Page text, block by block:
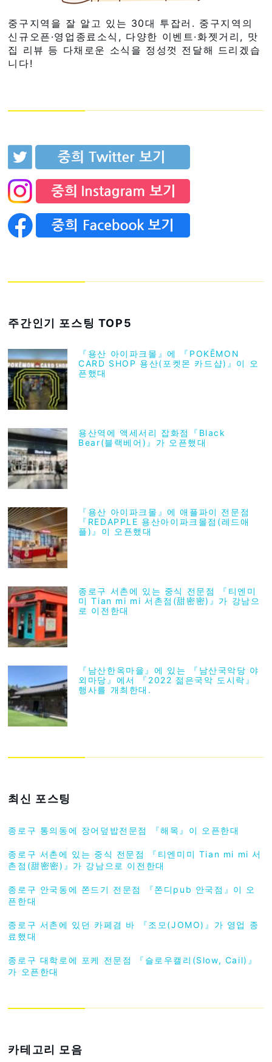
중구지역을 잘 알고 있는 30대 투잡러. 중구지역의
신규오픈·영업종료소식, 다양한 이벤트·화젯거리, 맛
집 리뷰 등 다채로운 소식을 정성껏 전달해 드리겠습
니다!
주간인기 포스팅 TOP5
『용산 아이파크몰』에 『POKĒMON
CARD SHOP 용산(포켓몬 카드샵)』이 오
픈했대
용산역에 액세서리 잡화점『Black
Bear(블랙베어)』가 오픈했대
『용산 아이파크몰』에 애플파이 전문점
『REDAPPLE 용산아이파크몰점(레드애
플)』이 오픈했대
종로구 서촌에 있는 중식 전문점 『티엔미
미 Tian mi mi 서촌점(甜密密)』가 강남으
로 이전한대
『남산한옥마을』에 있는 『남산국악당 야
외마당』에서 『2022 젊은국악 도시락』
행사를 개최한대.
최신 포스팅
종로구 통의동에 장어덮밥전문점 『해목』이 오픈한대
종로구 서촌에 있는 중식 전문점 『티엔미미 Tian mi mi 서
촌점(甜密密)』가 강남으로 이전한대
종로구 안국동에 쫀드기 전문점 『쫀디pub 안국점』이 오
픈한대
종로구 서촌에 있던 카페겸 바 『조모(JOMO)』가 영업 종
료했대
종로구 대학로에 포케 전문점 『슬로우캘리(Slow, Cail)』
가 오픈한대
카테고리 모음